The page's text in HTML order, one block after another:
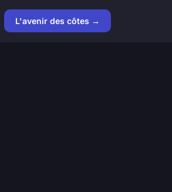
L'avenir des côtes →